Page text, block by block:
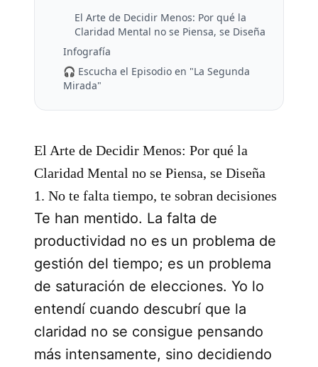
El Arte de Decidir Menos: Por qué la
Claridad Mental no se Piensa, se Diseña
Infografía
🎧 Escucha el Episodio en "La Segunda
Mirada"
El Arte de Decidir Menos: Por qué la
Claridad Mental no se Piensa, se Diseña
1. No te falta tiempo, te sobran decisiones
Te han mentido. La falta de
productividad no es un problema de
gestión del tiempo; es un problema
de saturación de elecciones. Yo lo
entendí cuando descubrí que la
claridad no se consigue pensando
más intensamente, sino decidiendo